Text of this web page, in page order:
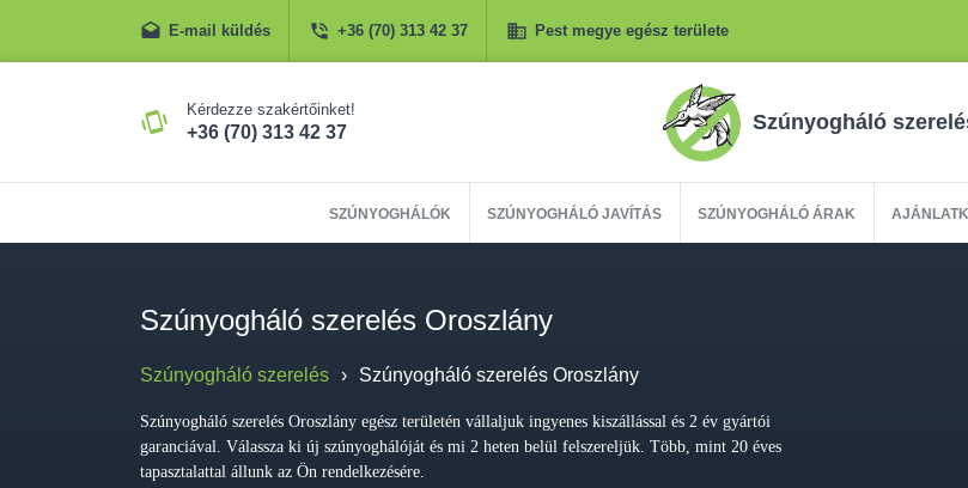
E-mail küldés +36 (70) 313 42 37 Pest megye egész területe
Kérdezze szakértőinket!
+36 (70) 313 42 37 Szúnyogháló
SZÚNYOGHÁLÓK SZÚNYOGHÁLÓ JAVÍTÁS SZÚNYOGHÁLÓ ÁRAK
Szúnyogháló szerelés Oroszlány
Szúnyogháló szerelés › Szúnyogháló szerelés Oroszlány
Szúnyogháló szerelés Oroszlány egész területén vállaljuk ingyenes kiszállással és 2 év gyártói
garanciával. Válassza ki új szúnyoghálóját és mi 2 heten belül felszereljük. Több, mint 20 éves
tapasztalattal állunk az Ön rendelkezésére.